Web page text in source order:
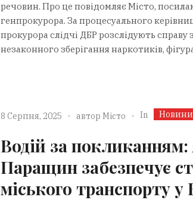
речовин. Про це повідомляє Місто,
генпрокурора. За процесуального
прокурора слідчі ДБР розслідують
незаконного зберігання наркотиків,
8 Серпня, 2025 автор Місто In Новини
Водій за
Паращин забезпечує
міського транспорту у